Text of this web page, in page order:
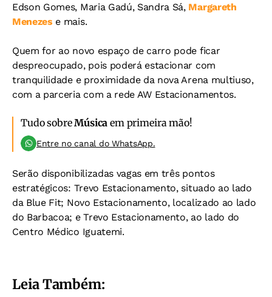
Edson Gomes, Maria Gadú, Sandra Sá, Margareth
Menezes e mais.
Quem for ao novo espaço de carro pode ficar
despreocupado, pois poderá estacionar com
tranquilidade e proximidade da nova Arena multiuso,
com a parceria com a rede AW Estacionamentos.
Tudo sobreMúsica em primeira mão!
Entre no canal do WhatsApp.
Serão disponibilizadas vagas em três pontos
estratégicos: Trevo Estacionamento, situado ao lado
da Blue Fit; Novo Estacionamento, localizado ao lado
do Barbacoa; e Trevo Estacionamento, ao lado do
Centro Médico Iguatemi.
Leia Também: